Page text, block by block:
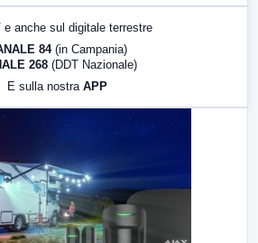
e anche sul digitale terrestre
84 (in Campania)
268 (DDT Nazionale)
E sulla nostra APP